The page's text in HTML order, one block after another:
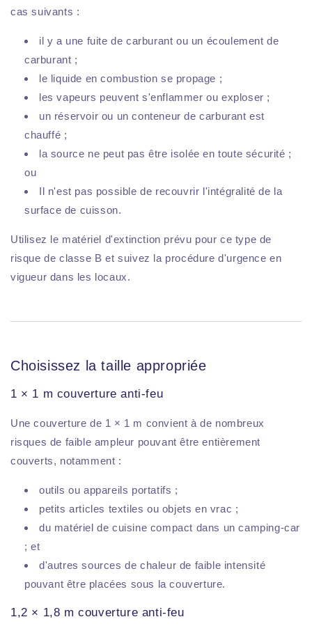
cas suivants :
il y a une fuite de carburant ou un écoulement de
carburant ;
le liquide en combustion se propage ;
les vapeurs peuvent s'enflammer ou exploser ;
un réservoir ou un conteneur de carburant est
chauffé ;
la source ne peut pas être isolée en toute sécurité ;
ou
Il n'est pas possible de recouvrir l'intégralité de la
surface de cuisson.
Utilisez le matériel d'extinction prévu pour ce type de
risque de classe B et suivez la procédure d'urgence en
vigueur dans les locaux.
Choisissez la taille appropriée
1 × 1 m couverture anti-feu
Une couverture de 1 × 1 m convient à de nombreux
risques de faible ampleur pouvant être entièrement
couverts, notamment :
outils ou appareils portatifs ;
petits articles textiles ou objets en vrac ;
du matériel de cuisine compact dans un camping-car
; et
d'autres sources de chaleur de faible intensité
pouvant être placées sous la couverture.
1,2 × 1,8 m couverture anti-feu